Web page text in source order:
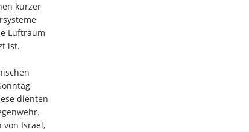
kurzer
Luftraum
ist.
dienten
von Israel,